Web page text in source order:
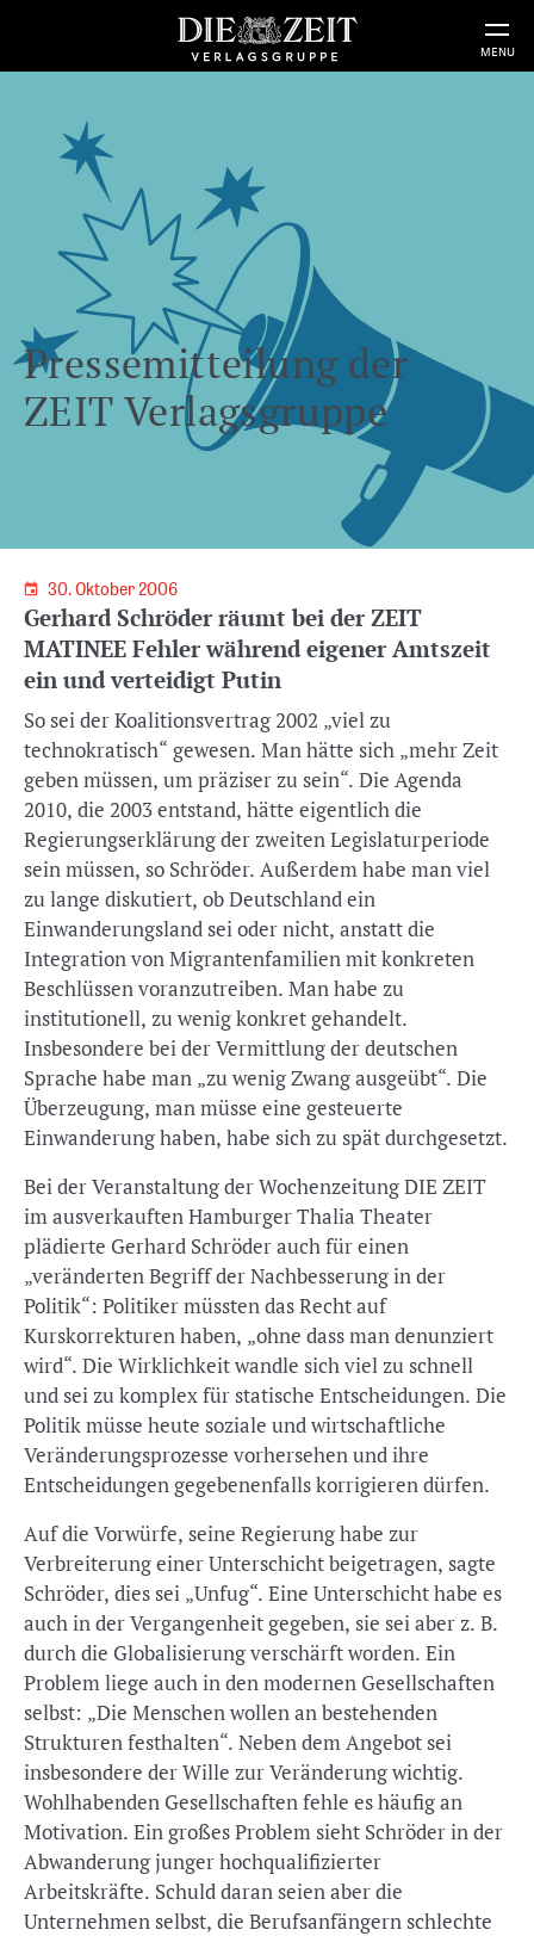
MENU
Pressemitteilung der
ZEIT Verlagsgruppe
30. Oktober 2006
Gerhard Schröder räumt bei der ZEIT
MATINEE Fehler während eigener Amtszeit
ein und verteidigt Putin
So sei der Koalitionsvertrag 2002 „viel zu
technokratisch“ gewesen. Man hätte sich „mehr Zeit
geben müssen, um präziser zu sein“. Die Agenda
2010, die 2003 entstand, hätte eigentlich die
Regierungserklärung der zweiten Legislaturperiode
sein müssen, so Schröder. Außerdem habe man viel
zu lange diskutiert, ob Deutschland ein
Einwanderungsland sei oder nicht, anstatt die
Integration von Migrantenfamilien mit konkreten
Beschlüssen voranzutreiben. Man habe zu
institutionell, zu wenig konkret gehandelt.
Insbesondere bei der Vermittlung der deutschen
Sprache habe man „zu wenig Zwang ausgeübt“. Die
Überzeugung, man müsse eine gesteuerte
Einwanderung haben, habe sich zu spät durchgesetzt.
Bei der Veranstaltung der Wochenzeitung DIE ZEIT
im ausverkauften Hamburger Thalia Theater
plädierte Gerhard Schröder auch für einen
„veränderten Begriff der Nachbesserung in der
Politik“: Politiker müssten das Recht auf
Kurskorrekturen haben, „ohne dass man denunziert
wird“. Die Wirklichkeit wandle sich viel zu schnell
und sei zu komplex für statische Entscheidungen. Die
Politik müsse heute soziale und wirtschaftliche
Veränderungsprozesse vorhersehen und ihre
Entscheidungen gegebenenfalls korrigieren dürfen.
Auf die Vorwürfe, seine Regierung habe zur
Verbreiterung einer Unterschicht beigetragen, sagte
Schröder, dies sei „Unfug“. Eine Unterschicht habe es
auch in der Vergangenheit gegeben, sie sei aber z. B.
durch die Globalisierung verschärft worden. Ein
Problem liege auch in den modernen Gesellschaften
selbst: „Die Menschen wollen an bestehenden
Strukturen festhalten“. Neben dem Angebot sei
insbesondere der Wille zur Veränderung wichtig.
Wohlhabenden Gesellschaften fehle es häufig an
Motivation. Ein großes Problem sieht Schröder in der
Abwanderung junger hochqualifizierter
Arbeitskräfte. Schuld daran seien aber die
Unternehmen selbst, die Berufsanfängern schlechte